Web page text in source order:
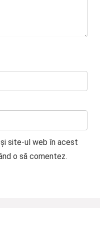
site-ul web în acest
o să comentez.